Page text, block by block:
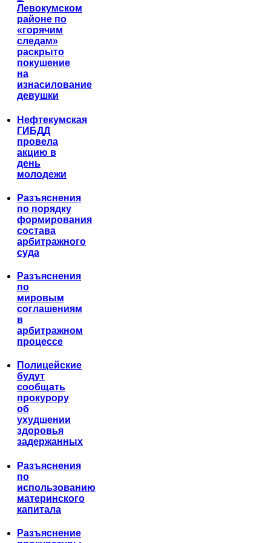
Левокумском
районе по
«горячим
следам»
раскрыто
покушение
на
изнасилование
девушки
Нефтекумская
ГИБДД
провела
акцию в
день
молодежи
Разъяснения
по порядку
формирования
состава
арбитражного
суда
Разъяснения
по
мировым
соглашениям
в
арбитражном
процессе
Полицейские
будут
сообщать
прокурору
об
ухудшении
здоровья
задержанных
Разъяснения
по
использованию
материнского
капитала
Разъяснение